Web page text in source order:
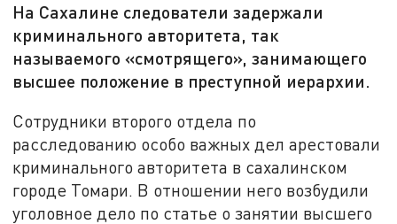
На Сахалине следователи задержали
криминального авторитета, так
называемого «смотрящего», занимающего
высшее положение в преступной иерархии.
Сотрудники второго отдела по
расследованию особо важных дел арестовали
криминального авторитета в сахалинском
городе Томари. В отношении него возбудили
уголовное дело по статье о занятии высшего